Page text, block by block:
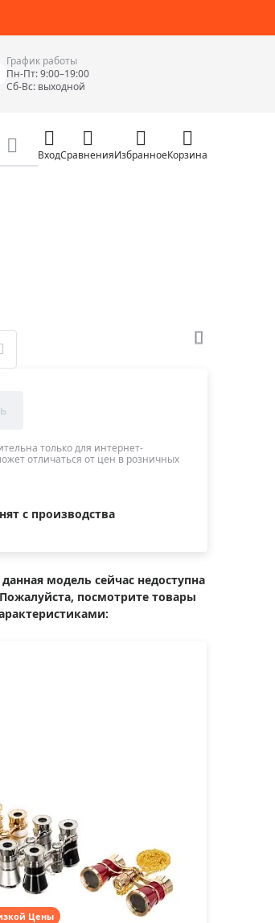
График работы
Пн-Пт: 9:00–19:00
Сб-Вс: выходной
инструменты
неразрушающего контроля
теплового контроля
проводки
дальномеры
качества воды
ВходСравненияИзбранноеКорзина
только для интернет-
отличаться от цен в розничных
с производства
модель сейчас недоступна
посмотрите товары
Цены